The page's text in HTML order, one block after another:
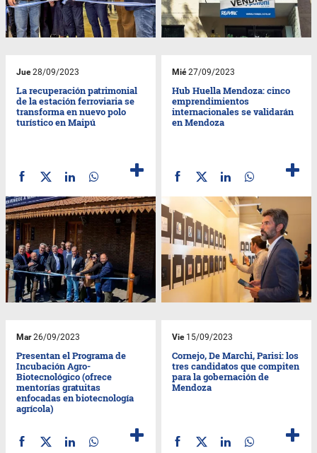
Jue28/09/2023
La recuperación patrimonial
de la estación ferroviaria se
transforma en nuevo polo
turístico en Maipú
Mié27/09/2023
Hub Huella Mendoza: cinco
emprendimientos
internacionales se validarán
en Mendoza
Mar26/09/2023
Presentan el Programa de
Incubación Agro-
Biotecnológico (ofrece
mentorías gratuitas
enfocadas en biotecnología
agrícola)
Vie15/09/2023
Cornejo, De Marchi, Parisi: los
tres candidatos que compiten
para la gobernación de
Mendoza